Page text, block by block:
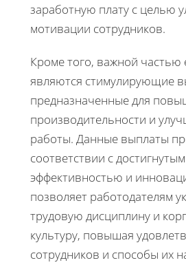
заработную плату с целью
мотивации сотрудников.
Кроме того, важной частью
являются стимулирующие
предназначенные для
производительности и
работы. Данные выплаты
соответствии с
эффективностью и
позволяет работодателям
трудовую дисциплину и
культуру, повышая
сотрудников и способы их